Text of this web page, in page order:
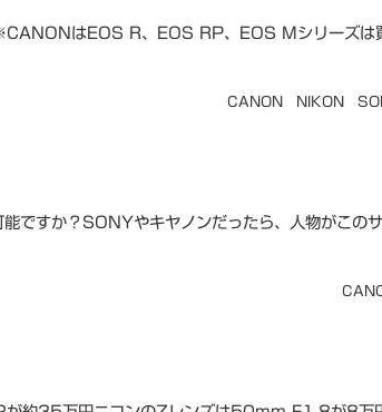
はEOS R、EOS RP、EOS Mシリーズは
CANON
NIKON
すか？SONYやキヤノンだったら、人物がこの